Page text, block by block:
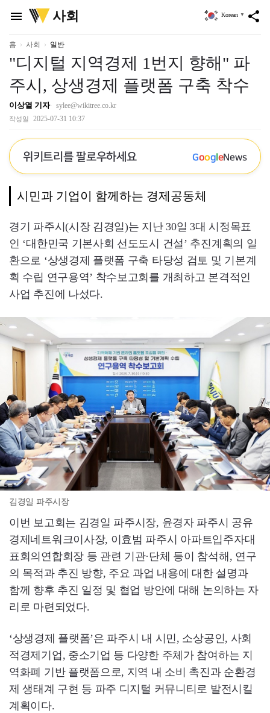
menu
위
키
리
사회 share
Korean ▼
홈 사회 일반
"디지털 지역경제 1번지 향해" 파
주시, 상생경제 플랫폼 구축 착수
이상열 기자 sylee@wikitree.co.kr
작성일 2025-07-31 10:37
위키트리를 팔로우하세요 GoogleNews
시민과 기업이 함께하는 경제공동체
경기 파주시(시장 김경일)는 지난 30일 3대 시정목표
인 ‘대한민국 기본사회 선도도시 건설’ 추진계획의 일
환으로 ‘상생경제 플랫폼 구축 타당성 검토 및 기본계
획 수립 연구용역’ 착수보고회를 개최하고 본격적인
사업 추진에 나섰다.
김경일 파주시장
이번 보고회는 김경일 파주시장, 윤경자 파주시 공유
경제네트워크이사장, 이효범 파주시 아파트입주자대
표회의연합회장 등 관련 기관·단체 등이 참석해, 연구
의 목적과 추진 방향, 주요 과업 내용에 대한 설명과
함께 향후 추진 일정 및 협업 방안에 대해 논의하는 자
리로 마련되었다.
‘상생경제 플랫폼’은 파주시 내 시민, 소상공인, 사회
적경제기업, 중소기업 등 다양한 주체가 참여하는 지
역화폐 기반 플랫폼으로, 지역 내 소비 촉진과 순환경
제 생태계 구현 등 파주 디지털 커뮤니티로 발전시킬
계획이다.